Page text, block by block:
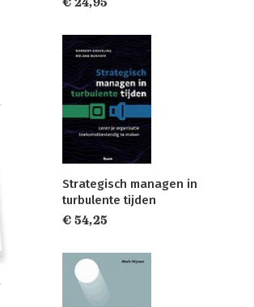
Strategisch managen in
turbulente tijden
€ 54,25